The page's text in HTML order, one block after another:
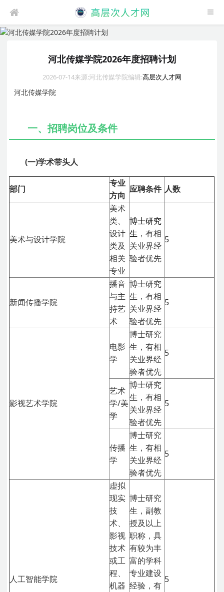
河北传媒学院2026年度招聘计划
2026-07-14来源:河北传媒学院编辑:高层次人才网
河北传媒学院
一、招聘岗位及条件
(一)学术带头人
部门
专业
方向
应聘条件 人数
美术与设计学院
美术
类、
设计
类及
相关
专业
博士研究
生 ，有相
关业界经
验者优先
5
新闻传播学院
播音
与主
持艺
术
博士研究
生，有相
关业界经
验者优先
5
影视艺术学院
电影
学
博士研究
生，有相
关业界经
验者优先
5
艺术
学/美
学
博士研究
生，有相
关业界经
验者优先
5
传播
学
博士研究
生，有相
关业界经
验者优先
5
人工智能学院
虚拟
现实
技
术、
影视
技术
或工
程、
机器
博士研究
生，副教
授及以上
职称，具
有较为丰
富的学科
专业建设
经验，有
5